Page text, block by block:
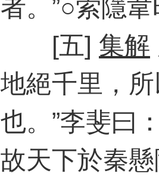
者。”○索隱
[五] 集解
地絕千里，
也。”李斐曰
故天下於秦